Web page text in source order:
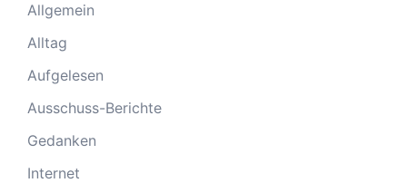
Allgemein
Alltag
Aufgelesen
Ausschuss-Berichte
Gedanken
Internet